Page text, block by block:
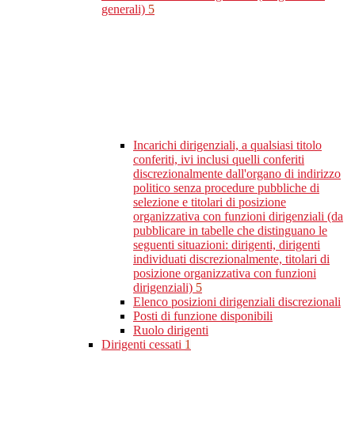
generali) 5
Incarichi dirigenziali, a qualsiasi titolo
conferiti, ivi inclusi quelli conferiti
discrezionalmente dall'organo di indirizzo
politico senza procedure pubbliche di
selezione e titolari di posizione
organizzativa con funzioni dirigenziali (da
pubblicare in tabelle che distinguano le
seguenti situazioni: dirigenti, dirigenti
individuati discrezionalmente, titolari di
posizione organizzativa con funzioni
dirigenziali) 5
Elenco posizioni dirigenziali discrezionali
Posti di funzione disponibili
Ruolo dirigenti
Dirigenti cessati 1